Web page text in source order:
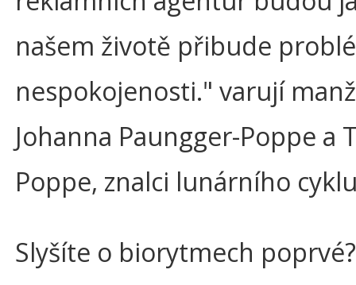
našem životě přibude
nespokojenosti." varují
Johanna Paungger-Poppe a
Poppe, znalci lunárního
Slyšíte o biorytmech